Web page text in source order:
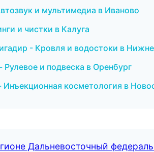
и мультимедиа в Иваново
и чистки в Калуга
- Кровля и водостоки в
и подвеска в Оренбург
Инъекционная косметология в
Дальневосточный